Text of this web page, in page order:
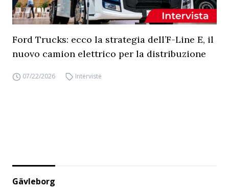
Ford Trucks: ecco la strategia dell’F-Line E, il
nuovo camion elettrico per la distribuzione
07/22/2026 Interviste
Gävleborg